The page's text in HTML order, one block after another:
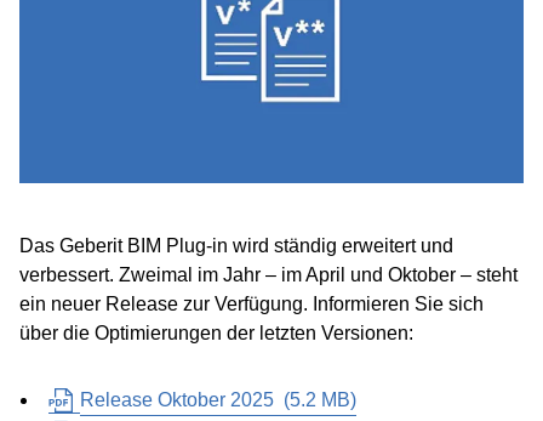
Das Geberit BIM Plug-in wird ständig erweitert und
verbessert. Zweimal im Jahr – im April und Oktober – steht
ein neuer Release zur Verfügung. Informieren Sie sich
über die Optimierungen der letzten Versionen:
Release Oktober 2025 (5.2 MB)